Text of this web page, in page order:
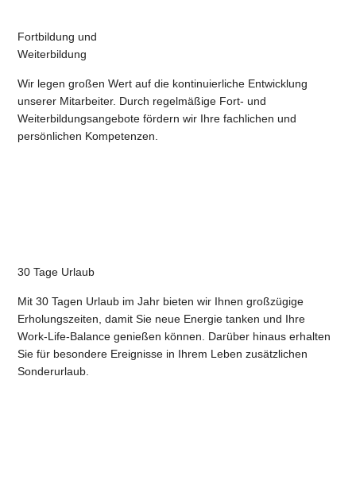
Fortbildung und
Weiterbildung
Wir legen großen Wert auf die kontinuierliche Entwicklung
unserer Mitarbeiter. Durch regelmäßige Fort- und
Weiterbildungsangebote fördern wir Ihre fachlichen und
persönlichen Kompetenzen.
30 Tage Urlaub
Mit 30 Tagen Urlaub im Jahr bieten wir Ihnen großzügige
Erholungszeiten, damit Sie neue Energie tanken und Ihre
Work-Life-Balance genießen können. Darüber hinaus erhalten
Sie für besondere Ereignisse in Ihrem Leben zusätzlichen
Sonderurlaub.